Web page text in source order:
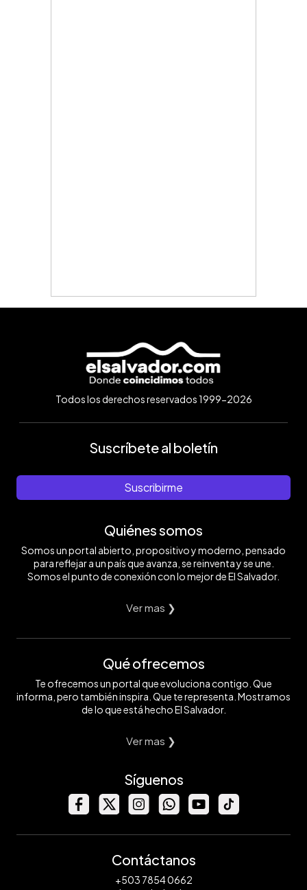
Todos los derechos reservados 1999-2026
Suscríbete al boletín
Suscribirme
Quiénes somos
Somos un portal abierto, propositivo y moderno, pensado
para reflejar a un país que avanza, se reinventa y se une.
Somos el punto de conexión con lo mejor de El Salvador.
Ver mas ❯
Qué ofrecemos
Te ofrecemos un portal que evoluciona contigo. Que
informa, pero también inspira. Que te representa. Mostramos
de lo que está hecho El Salvador.
Ver mas ❯
Síguenos
Contáctanos
+503 7854 0662